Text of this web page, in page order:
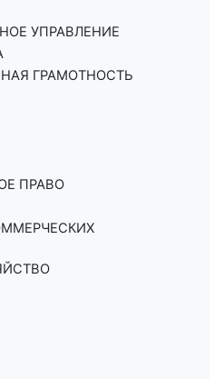
УПРАВЛЕНИЕ
ГРАМОТНОСТЬ
ПРАВО